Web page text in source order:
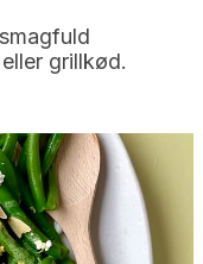
grillkød.